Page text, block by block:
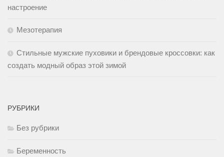
настроение
Мезотерапия
Стильные мужские пуховики и брендовые кроссовки: как
создать модный образ этой зимой
РУБРИКИ
Без рубрики
Беременность